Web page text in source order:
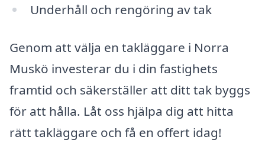
Underhåll och rengöring av tak
Genom att välja en takläggare i Norra
Muskö investerar du i din fastighets
framtid och säkerställer att ditt tak byggs
för att hålla. Låt oss hjälpa dig att hitta
rätt takläggare och få en offert idag!